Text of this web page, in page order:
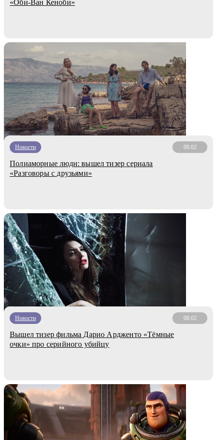
«Оби-Ван Кеноби»
Новости 09.02
Полиаморные люди: вышел тизер сериала
«Разговоры с друзьями»
Новости 08.02
Вышел тизер фильма Дарио Ардженто «Тёмные
очки» про серийного убийцу